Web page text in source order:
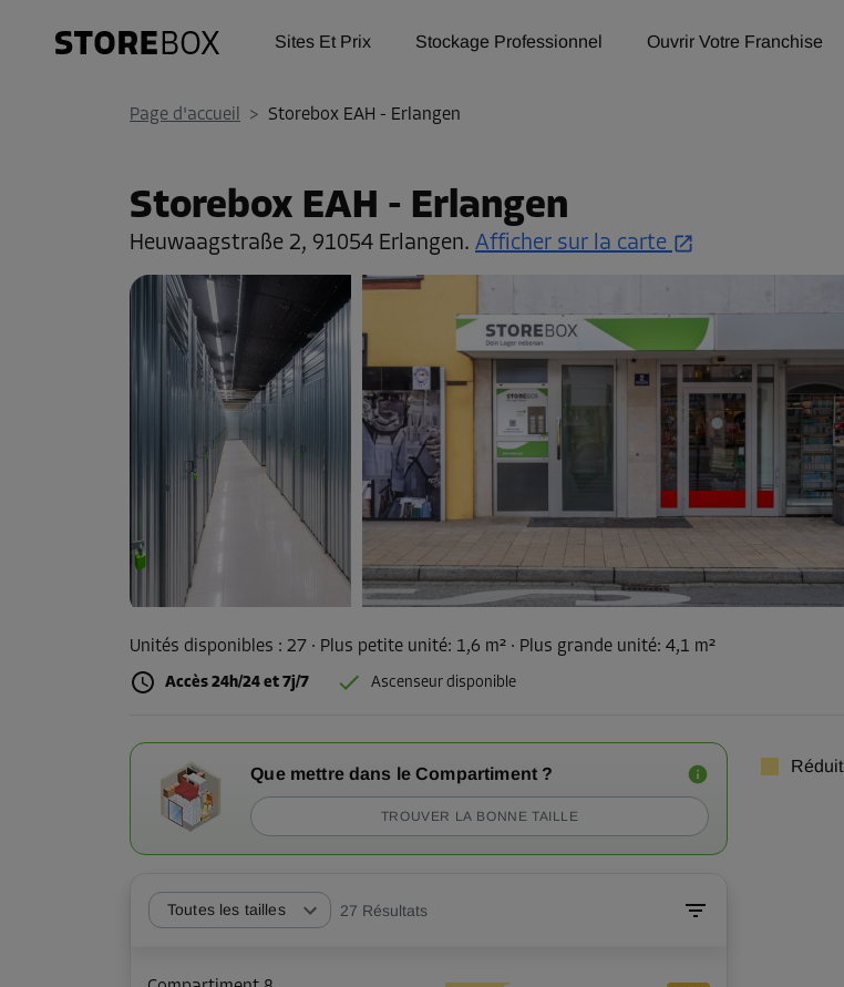
Sites Et Prix Stockage Professionnel Ouvrir Votre Franchise
Page d'accueil > Storebox EAH - Erlangen
Storebox EAH - Erlangen
Heuwaagstraße 2, 91054 Erlangen. Afficher sur la carte
Unités disponibles : 27 · Plus petite unité: 1,6 m² · Plus grande unité: 4,1 m²
Accès 24h/24 et 7j/7 Ascenseur disponible
Que mettre dans le Compartiment ?
TROUVER LA BONNE TAILLE
Toutes les tailles 27 Résultats
Réduit